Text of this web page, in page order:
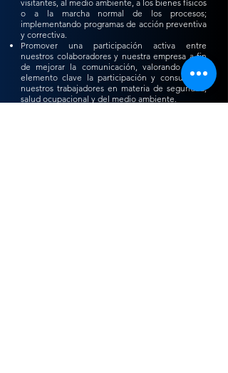
visitantes, al medio ambiente, a los bienes físicos
o a la marcha normal de los procesos;
implementando programas de acción preventiva
y correctiva.
Promover una participación activa entre
nuestros colaboradores y nuestra empresa a fin
de mejorar la comunicación, valorando como
elemento clave la participación y consulta de
nuestros trabajadores en materia de seguridad,
salud ocupacional y del medio ambiente.